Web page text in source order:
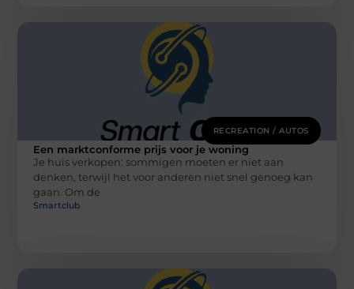
RECREATION / AUTOS
Een marktconforme prijs voor je woning
Je huis verkopen: sommigen moeten er niet aan
denken, terwijl het voor anderen niet snel genoeg kan
gaan. Om de
Smartclub